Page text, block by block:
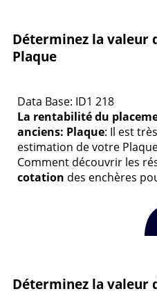
Déterminez la valeur
Plaque
Data Base: ID1 218
La rentabilité du
anciens: Plaque: Il est
estimation de votre
Comment découvrir les
cotation des enchères
Déterminez la valeur